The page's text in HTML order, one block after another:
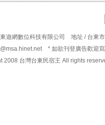
東遊網數位科技有限公司
地址 / 台東
* 如欲刊登廣告歡迎寫
2008 台灣台東民宿王 All rights